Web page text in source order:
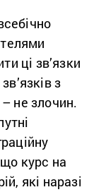
ці зв’язки
з
не злочин.
курс на
які наразі